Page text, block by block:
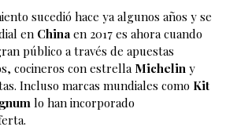
sucedió hace ya algunos años y se
en China en 2017 es ahora cuando
público a través de apuestas
cocineros con estrella Michelin y
Incluso marcas mundiales como Kit
lo han incorporado